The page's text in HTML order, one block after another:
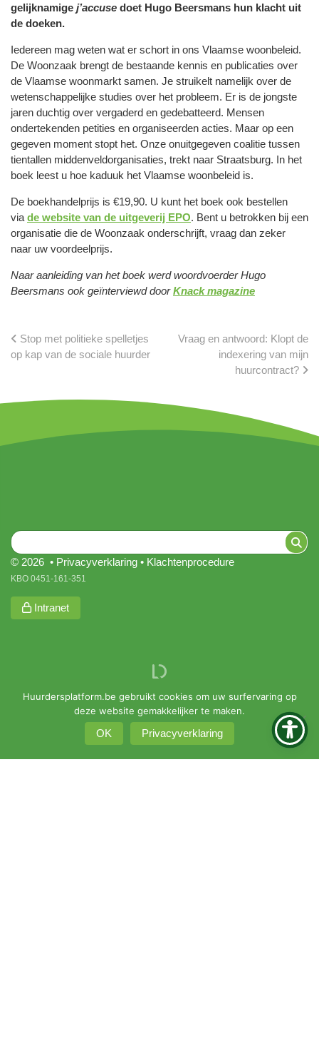
gelijknamige j’accuse doet Hugo Beersmans hun klacht uit
de doeken.
Iedereen mag weten wat er schort in ons Vlaamse woonbeleid.
De Woonzaak brengt de bestaande kennis en publicaties over
de Vlaamse woonmarkt samen. Je struikelt namelijk over de
wetenschappelijke studies over het probleem. Er is de jongste
jaren duchtig over vergaderd en gedebatteerd. Mensen
ondertekenden petities en organiseerden acties. Maar op een
gegeven moment stopt het. Onze onuitgegeven coalitie tussen
tientallen middenveldorganisaties, trekt naar Straatsburg. In het
boek leest u hoe kaduuk het Vlaamse woonbeleid is.
De boekhandelprijs is €19,90. U kunt het boek ook bestellen
via de website van de uitgeverij EPO. Bent u betrokken bij een
organisatie die de Woonzaak onderschrijft, vraag dan zeker
naar uw voordeelprijs.
Naar aanleiding van het boek werd woordvoerder Hugo
Beersmans ook geïnterviewd doorKnack magazine
Stop met politieke spelletjes
op kap van de sociale huurder
Vraag en antwoord: Klopt de
indexering van mijn
huurcontract?
© 2026 • Privacyverklaring • Klachtenprocedure
KBO 0451-161-351
Intranet
Huurdersplatform.be gebruikt cookies om uw surfervaring op
deze website gemakkelijker te maken.
OK Privacyverklaring